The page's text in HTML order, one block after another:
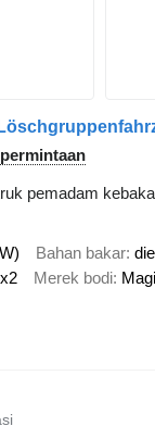
pemadam
Bahan bakar
Merek bodi